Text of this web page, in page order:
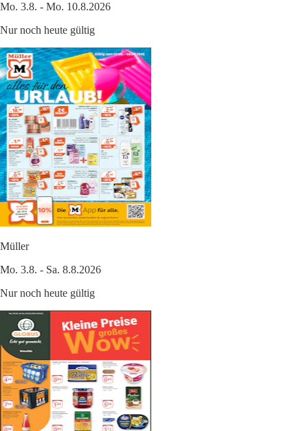
Mo. 3.8. - Mo. 10.8.2026
Nur noch heute gültig
Müller
Mo. 3.8. - Sa. 8.8.2026
Nur noch heute gültig